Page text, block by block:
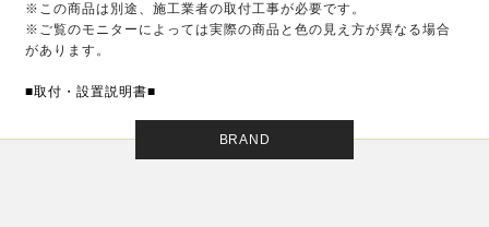
※この商品は別途、施工業者の取付工事が必要です。
※ご覧のモニターによっては実際の商品と色の見え方が異なる場合
があります。
■取付・設置説明書■
BRAND